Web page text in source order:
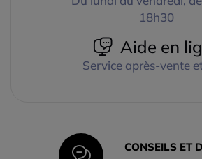
18h30
Aide en
Service après-vente
CONSEILS ET